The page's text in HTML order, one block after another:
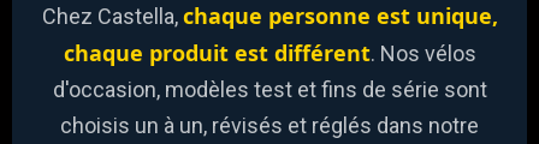
Chez Castella,chaque personne est unique,
chaque produit est différent. Nos vélos
d'occasion, modèles test et fins de série sont
choisis un à un, révisés et réglés dans notre